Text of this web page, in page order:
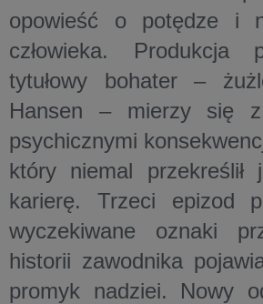
opowieść o potędze i
człowieka. Produkcja
tytułowy bohater –
Hansen – mierzy się
psychicznymi
który niemal przekreślił
karierę. Trzeci epizod
wyczekiwane oznaki
historii zawodnika
promyk nadziei. Nowy